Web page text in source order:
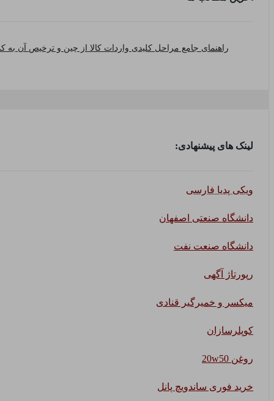
راهنمای جامع مراحل کلیدی واردات کالا از چین و ترخیص آن به
لینک های پیشنهادی:
ویکی پدیا فارسی
دانشگاه صنعتی اصفهان
دانشگاه صنعت نفت
رپورتاژ آگهی
میکسر و خمیرگیر قنادی
کوپلرسازان
روغن 20w50
خرید فوری ساندویچ پانل